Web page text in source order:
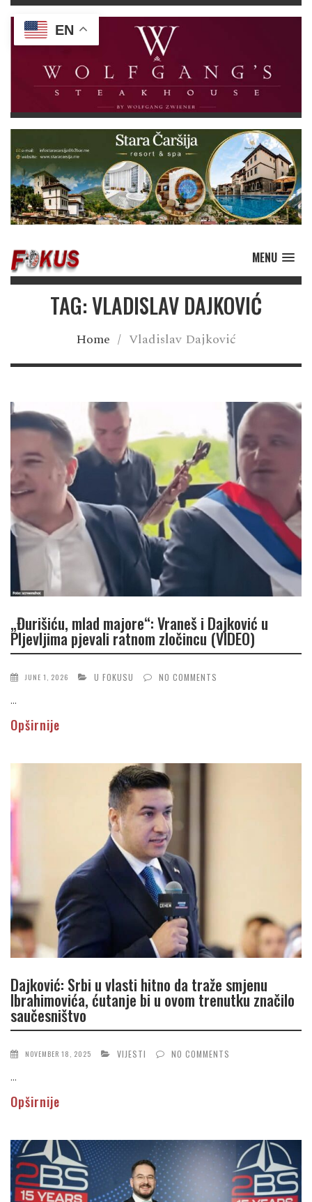
MENU
TAG: VLADISLAV DAJKOVIĆ
Home / Vladislav Dajković
„Đurišiću, mlad majore“: Vraneš i Dajković u
Pljevljima pjevali ratnom zločincu (VIDEO)
JUNE 1, 2026 U FOKUSU NO COMMENTS
...
Opširnije
Dajković: Srbi u vlasti hitno da traže smjenu
Ibrahimovića, ćutanje bi u ovom trenutku značilo
saučesništvo
NOVEMBER 18, 2025 VIJESTI NO COMMENTS
...
Opširnije
EN